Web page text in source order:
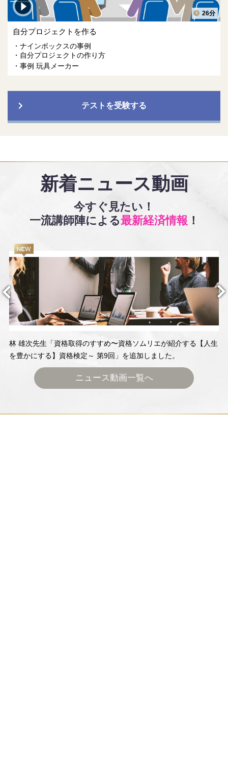
26分
自分プロジェクトを作る
ナインボックスの事例
自分プロジェクトの作り方
事例 玩具メーカー
テストを受験する
新着ニュース動画
今すぐ見たい！
一流講師陣による最新経済情報 ！
ニュース動画一覧へ
林 雄次先生「資格取得のすすめ〜資格ソムリエが紹介する【人生
を豊かにする】資格検定～ 第9回」を追加しました。